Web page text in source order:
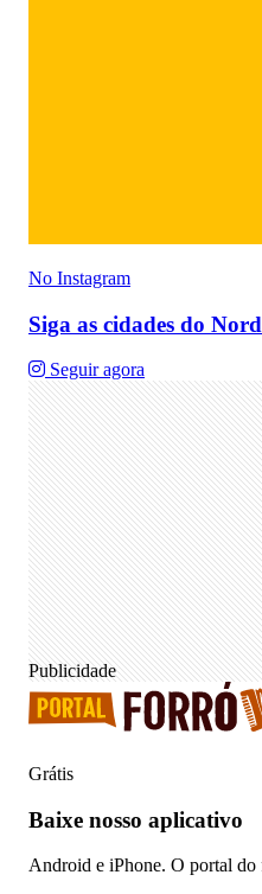
No Instagram
Siga as cidades do
Seguir agora
Publicidade
Grátis
Baixe nosso aplicativo
Android e iPhone. O portal do